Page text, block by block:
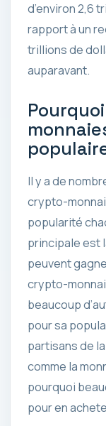
d’environ 2,6
rapport à un
trillions de
auparavant.
Il y a de
crypto-
popularité
principale est
peuvent
crypto-
beaucoup
pour sa
partisans de
comme la
pourquoi
pour en